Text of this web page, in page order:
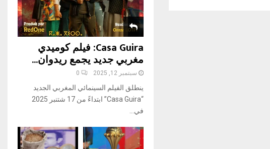
Casa Guira: فيلم كوميدي
مغربي جديد يجمع ريدوان...
سبتمبر 12, 2025 0
ينطلق الفيلم السينمائي المغربي الجديد
“Casa Guira” ابتداءً من 17 شتنبر 2025
في...